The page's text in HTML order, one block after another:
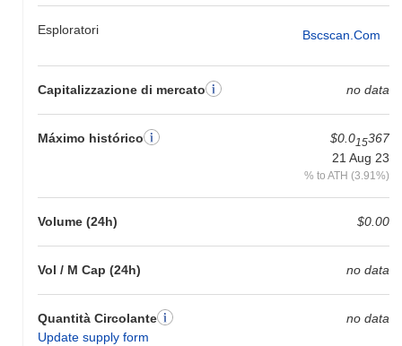
Esploratori Bscscan.com
Capitalizzazione di mercato no data
Máximo histórico $0.015367
21 Aug 23
% to ATH (3.91%)
Volume (24h) $0.00
Vol / M Cap (24h) no data
Quantità Circolante
Update supply form
no data